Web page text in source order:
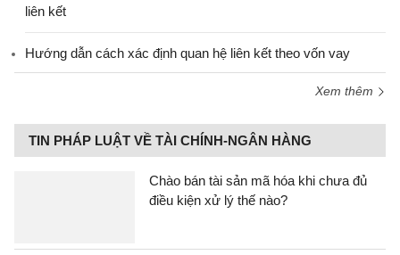
liên kết
Hướng dẫn cách xác định quan hệ liên kết theo vốn vay
Xem thêm
TIN PHÁP LUẬT VỀ TÀI CHÍNH-NGÂN HÀNG
Chào bán tài sản mã hóa khi chưa đủ
điều kiện xử lý thế nào?